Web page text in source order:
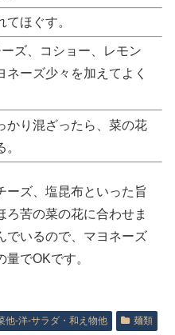
ほぐす。
ズ、コショー、レモン
ーズ少々を加えてよく
かり混ざったら、菜の花
ーズ、塩昆布といった旨
ろ苦の菜の花に合わせま
でいるので、マヨネーズ
でOKです。
他‐洋‐サラダ・和え物他 麺類